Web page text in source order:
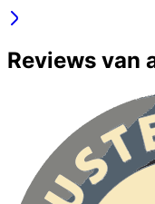
Reviews van